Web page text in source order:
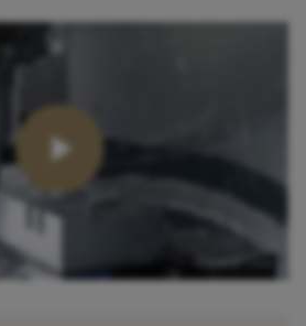
1,5–3×D skærelængde​
og halsvarianter​
geometrier designet til
applikationer
wiper-geometri
op til tre gange til værktøjets